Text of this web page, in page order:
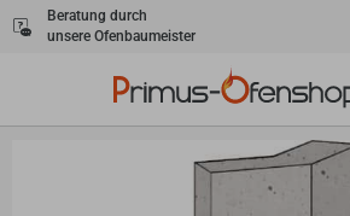
Zum
Inhalt
Beratung durch
unsere Ofenbaumeister